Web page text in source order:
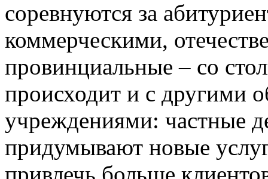
соревнуются за
коммерческими,
провинциальные – со
происходит и с другими
учреждениями: частные
придумывают новые
привлечь больше